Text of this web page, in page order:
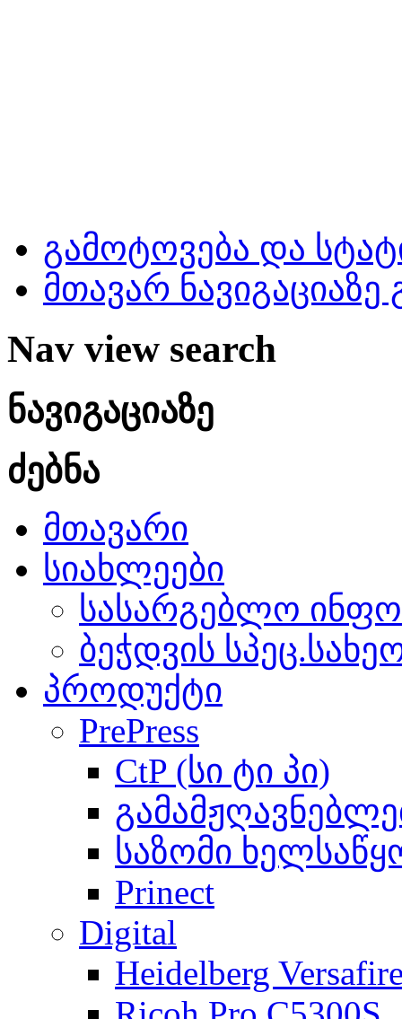
გამოტოვება და
მთავარ
Nav view search
ნავიგაციაზე
ძებნა
მთავარი
სიახლეები
სასარგებლო ინფო
ბეჭდვის
პროდუქტი
PrePress
CtP (სი ტი პი)
საზომი
Prinect
Digital
Heidelberg